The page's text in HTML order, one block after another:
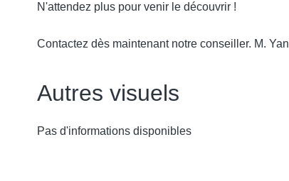
N'attendez plus pour venir le découvrir !
Contactez dès maintenant notre conseiller. M.
Autres visuels
Pas d'informations disponibles